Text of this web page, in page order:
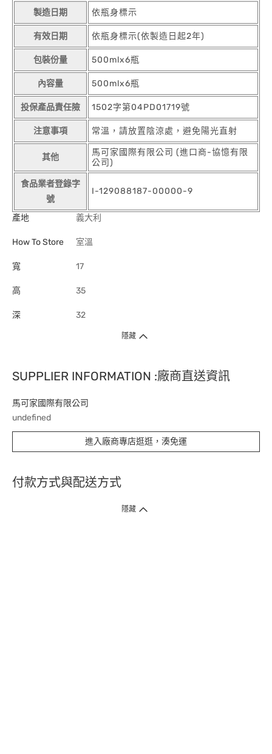
製造日期 依瓶身標示
有效日期 依瓶身標示(依製造日起2年)
包裝份量 500mlx6瓶
內容量 500mlx6瓶
投保產品責任險 1502字第04PD01719號
注意事項 常溫，請放置陰涼處，避免陽光直射
其他
馬可家國際有限公司 (進口商-協憶有限
公司)
食品業者登錄字
號
I-129088187-00000-9
產地 義大利
How To Store 室溫
寬 17
高 35
深 32
隱藏
SUPPLIER INFORMATION :廠商直送資訊
馬可家國際有限公司
undefined
進入廠商專店逛逛，湊免運
付款方式與配送方式
隱藏